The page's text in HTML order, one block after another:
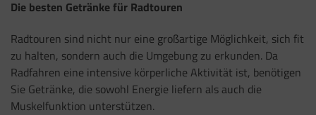
Die besten Getränke für Radtouren
Radtouren sind nicht nur eine großartige Möglichkeit, sich fit
zu halten, sondern auch die Umgebung zu erkunden. Da
Radfahren eine intensive körperliche Aktivität ist, benötigen
Sie Getränke, die sowohl Energie liefern als auch die
Muskelfunktion unterstützen.